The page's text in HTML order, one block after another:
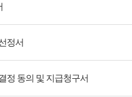
정서
정 동의 및 지급청구서